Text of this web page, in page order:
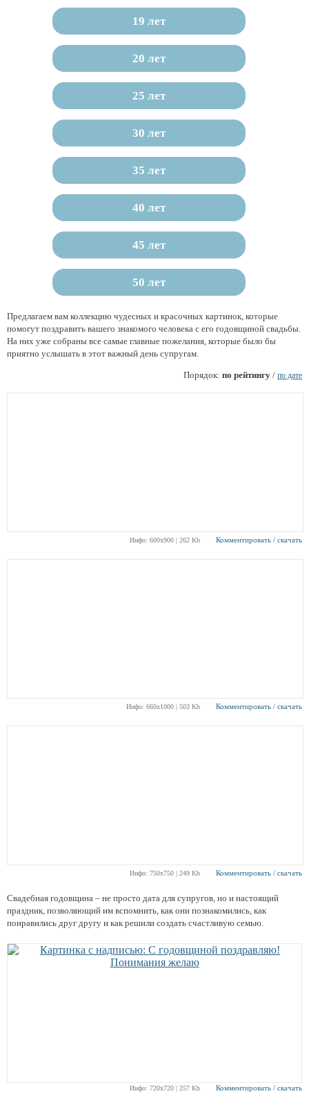
19 лет
20 лет
25 лет
30 лет
35 лет
40 лет
45 лет
50 лет
Предлагаем вам коллекцию чудесных и красочных картинок, которые
помогут поздравить вашего знакомого человека с его годовщиной свадьбы.
На них уже собраны все самые главные пожелания, которые было бы
приятно услышать в этот важный день супругам.
Порядок: по рейтингу / по дате
Инфо: 600х900 | 262 Kb Комментировать / скачать
Инфо: 660х1000 | 503 Kb Комментировать / скачать
Инфо: 750х750 | 249 Kb Комментировать / скачать
Свадебная годовщина – не просто дата для супругов, но и настоящий
праздник, позволяющий им вспомнить, как они познакомились, как
понравились друг другу и как решили создать счастливую семью.
Инфо: 720х720 | 257 Kb Комментировать / скачать